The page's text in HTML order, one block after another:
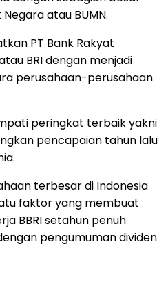
atau BUMN.
PT Bank Rakyat
BRI dengan menjadi
perusahaan-perusahaan
peringkat terbaik yakni
pencapaian tahun lalu
terbesar di Indonesia
faktor yang membuat
BBRI setahun penuh
pengumuman dividen